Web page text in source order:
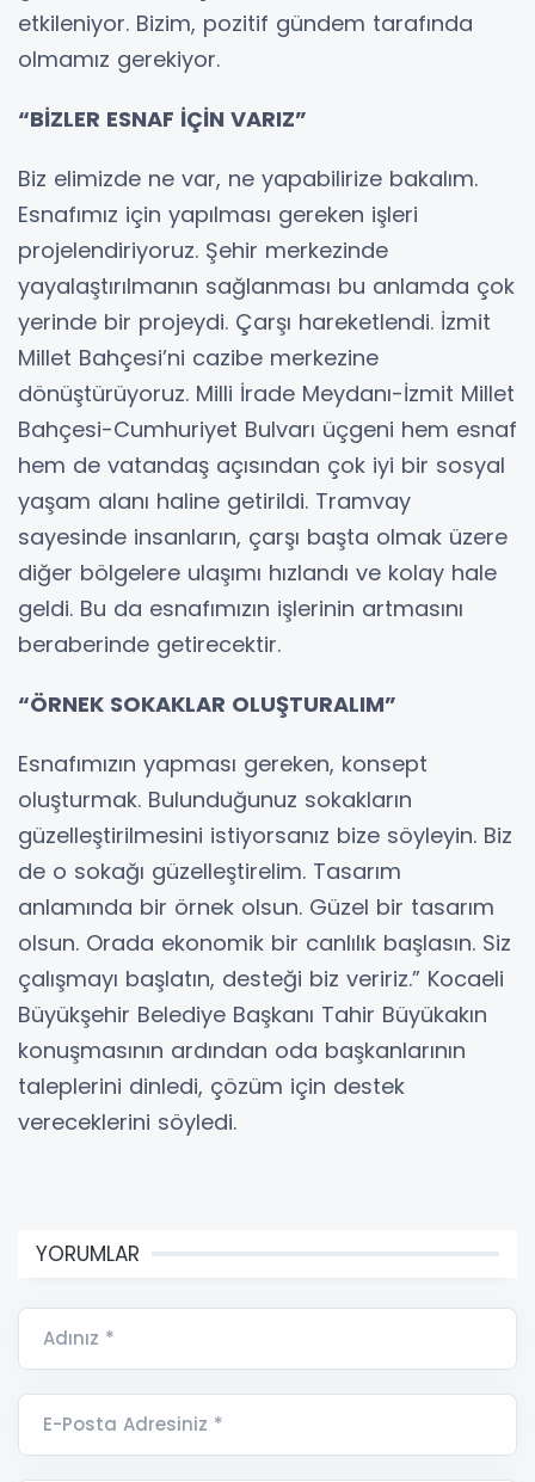
etkileniyor. Bizim, pozitif gündem tarafında
olmamız gerekiyor.
“BİZLER ESNAF İÇİN VARIZ”
Biz elimizde ne var, ne yapabilirize bakalım.
Esnafımız için yapılması gereken işleri
projelendiriyoruz. Şehir merkezinde
yayalaştırılmanın sağlanması bu anlamda çok
yerinde bir projeydi. Çarşı hareketlendi. İzmit
Millet Bahçesi’ni cazibe merkezine
dönüştürüyoruz. Milli İrade Meydanı-İzmit Millet
Bahçesi-Cumhuriyet Bulvarı üçgeni hem esnaf
hem de vatandaş açısından çok iyi bir sosyal
yaşam alanı haline getirildi. Tramvay
sayesinde insanların, çarşı başta olmak üzere
diğer bölgelere ulaşımı hızlandı ve kolay hale
geldi. Bu da esnafımızın işlerinin artmasını
beraberinde getirecektir.
“ÖRNEK SOKAKLAR OLUŞTURALIM”
Esnafımızın yapması gereken, konsept
oluşturmak. Bulunduğunuz sokakların
güzelleştirilmesini istiyorsanız bize söyleyin. Biz
de o sokağı güzelleştirelim. Tasarım
anlamında bir örnek olsun. Güzel bir tasarım
olsun. Orada ekonomik bir canlılık başlasın. Siz
çalışmayı başlatın, desteği biz veririz.” Kocaeli
Büyükşehir Belediye Başkanı Tahir Büyükakın
konuşmasının ardından oda başkanlarının
taleplerini dinledi, çözüm için destek
vereceklerini söyledi.
YORUMLAR
Adınız *
E-Posta Adresiniz *